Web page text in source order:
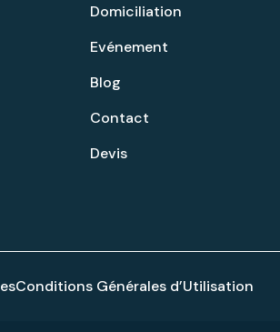
Domiciliation
Evénement
Blog
Contact
Devis
Conditions Générales d’Utilisation